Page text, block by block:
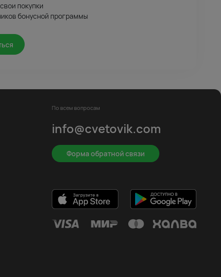
покупки
бонусной программы
По всем вопросам
info@cvetovik.com
Форма обратной связи